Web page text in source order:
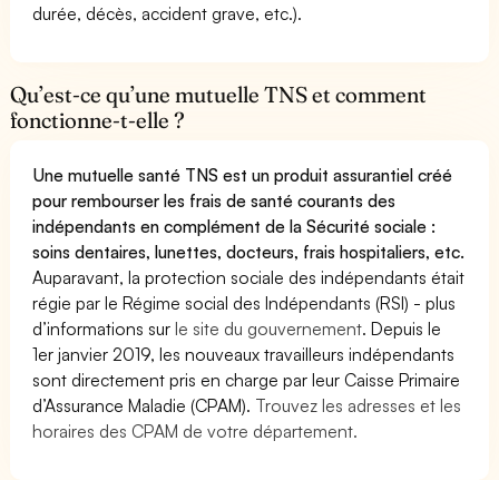
durée, décès, accident grave, etc.).
Qu’est-ce qu’une mutuelle TNS et comment
fonctionne-t-elle ?
Une mutuelle santé TNS est un produit assurantiel créé
pour rembourser les frais de santé courants des
indépendants en complément de la Sécurité sociale :
soins dentaires, lunettes, docteurs, frais hospitaliers, etc.
Auparavant, la protection sociale des indépendants était
régie par le Régime social des Indépendants (RSI) - plus
d’informations surle site du gouvernement. Depuis le
1er janvier 2019, les nouveaux travailleurs indépendants
sont directement pris en charge par leur Caisse Primaire
d’Assurance Maladie (CPAM). Trouvez les adresses et les
horaires des CPAM de votre département.